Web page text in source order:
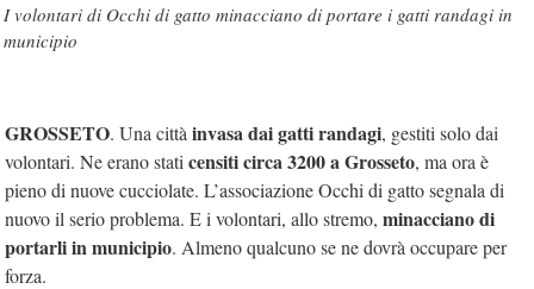
I volontari di Occhi di gatto minacciano di portare i gatti randagi in
municipio
GROSSETO. Una città invasa dai gatti randagi, gestiti solo dai
volontari. Ne erano stati censiti circa 3200 a Grosseto, ma ora è
pieno di nuove cucciolate. L’associazione Occhi di gatto segnala di
nuovo il serio problema. E i volontari, allo stremo, minacciano di
portarli in municipio. Almeno qualcuno se ne dovrà occupare per
forza.